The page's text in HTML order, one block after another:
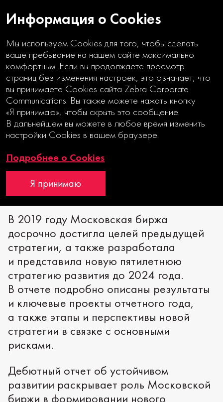
НОВЫЕ ПРИОРИТЕТЫ
Годовой отчет
Отчет об устойчивом развитии
Дебют
В 2019 году Московская биржа
досрочно достигла целей предыдущей
стратегии, а также разработала
и представила новую пятилетнюю
стратегию развития до 2024 года.
В отчете подробно описаны результаты
и ключевые проекты отчетного года,
а также этапы и перспективы новой
стратегии в связке с основными
рисками.
Дебютный отчет об устойчивом
развитии раскрывает роль Московской
биржи в формировании нового
Информация о Cookies
Мы используем Cookies для того, чтобы сделать
ваше пребывание на нашем сайте максимально
комфортным. Если вы продолжаете просмотр
страниц без изменения настроек, это означает, что
вы принимаете Cookies сайта Zebra Corporate
Communications. Вы также можете нажать кнопку
«Я принимаю», чтобы скрыть это сообщение.
В дальнейшем вы можете в любое время изменить
настройки Cookies в вашем браузере.
Подробнее о Cookies
Я принимаю